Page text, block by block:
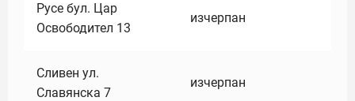
Русе бул. Цар
Освободител 13
изчерпан
Сливен ул.
Славянска 7
изчерпан